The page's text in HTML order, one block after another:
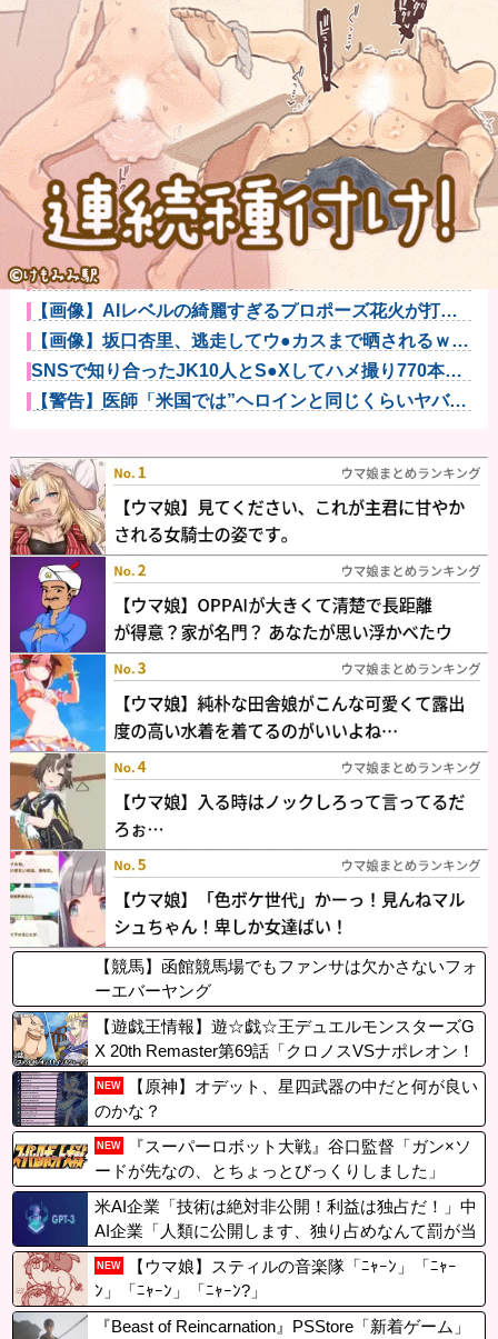
【画像】女さん「貧乳だから男水着で市民プールいっ
たら周りがコ...
【画像】女性、『大人のおもちゃ』を入れたままMRI
検査を受け...
一般作だけどエロいシーンがあって、妙にムラムラし
てしまった作...
【悲報】 幻影旅団の団長さん、激太りすると全てが台
無しになる
なぜフランス人はこれほど日本が好きなのか？…中国
ネット「中国...
熊本避難所で大工が手伝おうとしたら「勝手な事する
な」と行政側...
松井秀喜の凄さは31本塁打ではなく、高打率で打点稼
ぐ安定感こ...
日本韓国台湾「少子化です」←わかる 中国北朝鮮
「少子化です」...
【画像】女芸人の吉住さん、メイクしたら普通に美人
の部類だった...
絵師「このイラストを描く過程をタイムラプスで動画
にしました！...
【画像】AIレベルの綺麗すぎるプロポーズ花火が打ち
上がる㊗?...
【画像】坂口杏里、逃走してウ●カスまで晒されるｗｗ
ｗｗｗ
SNSで知り合ったJK10人とS●Xしてハメ撮り770本撮
っ...
【警告】医師「米国では”ヘロインと同じくらいヤバい
【競馬】函館競馬場でもファンサは欠かさないフォ
ーエバーヤング
【遊戯王情報】遊☆戯☆王デュエルモンスターズG
X 20th Remaster第69話「クロノスVSナポレオン！
トイソルジャーの行進」プレミア公開開始！
NEW
【原神】オデット、星四武器の中だと何が良い
のかな？
NEW
『スーパーロボット大戦』谷口監督「ガン×ソ
ードが先なの、とちょっとびっくりしました」
米AI企業「技術は絶対非公開！利益は独占だ！」中
AI企業「人類に公開します、独り占めなんて罰が当
たる」←これｗｗ
NEW
【ウマ娘】スティルの音楽隊「ﾆｬｰﾝ」「ﾆｬｰ
ﾝ」「ﾆｬｰﾝ」「ﾆｬｰﾝ?」
『Beast of Reincarnation』PSStore「新着ゲーム」